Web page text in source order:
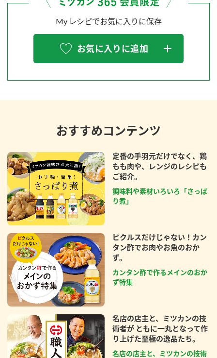
My レシピでお気に入りに保存
お気に入りに追加
おすすめコンテンツ
定番の手羽元だけでなく、鶏
もも肉や、レンジのレシピも
ご紹介。
調味料や素材いろいろ「さっぱ
り煮」
ピクルスだけじゃない！カン
タン酢でお肉やお魚のおか
ず。
カンタン酢で作るメインのおか
ず特集
名店の店主と、ミツカンの技
術者が ともに一丸となって作
り上げた至極の逸品たち。
名店の店主と、ミツカンの技術